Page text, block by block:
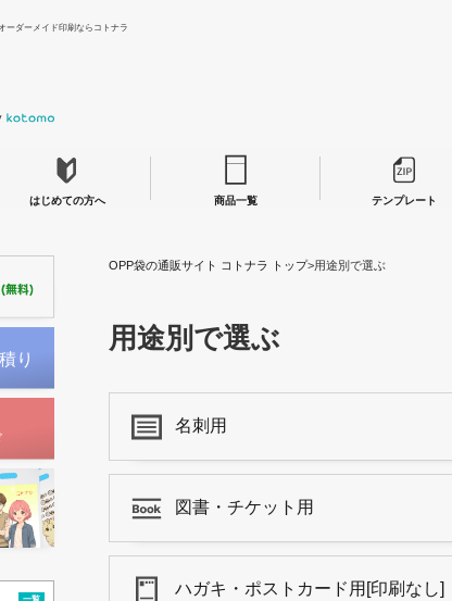
ーダーメイド印刷ならコトナラ
はじめての方へ 商品一覧 テンプレート
OPP袋の通販サイト コトナラ トップ>用途別で選ぶ
用途別で選ぶ
名刺用
図書・チケット用
ハガキ・ポストカード用[印刷なし]